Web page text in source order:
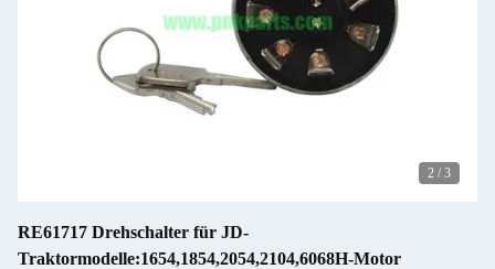
2 / 3
RE61717 Drehschalter für JD-
Traktormodelle:1654,1854,2054,2104,6068H-Motor